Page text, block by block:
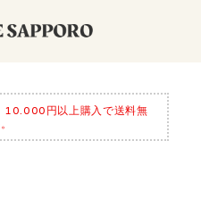
10.000円以上購入で送料無